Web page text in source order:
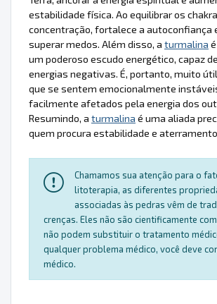
estabilidade física. Ao equilibrar os
concentração, fortalece a autoconfiança
superar medos. Além disso, a turmalina
um poderoso escudo energético, capaz
energias negativas. É, portanto, muito
que se sentem emocionalmente
facilmente afetados pela energia dos
Resumindo, a turmalina é uma aliada
quem procura estabilidade e
Chamamos sua atenção para o
litoterapia, as diferentes
associadas às pedras vêm de
crenças. Eles não são cientificamente
não podem substituir o tratamento
qualquer problema médico, você deve
médico.